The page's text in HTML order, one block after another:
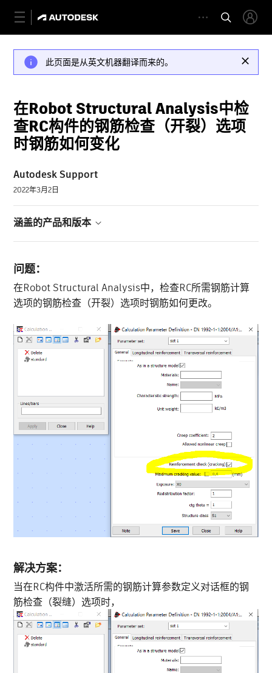
此页面是从英文机器翻译而来的。
在Robot Structural Analysis中检
查RC构件的钢筋检查（开裂）选项
时钢筋如何变化
Autodesk Support
2022年3月2日
涵盖的产品和版本
问题：
在Robot Structural Analysis中，检查RC所需钢筋计算
选项的钢筋检查（开裂）选项时钢筋如何更改。
解决方案：
当在RC构件中激活所需的钢筋计算参数定义对话框的钢
筋检查（裂缝）选项时，